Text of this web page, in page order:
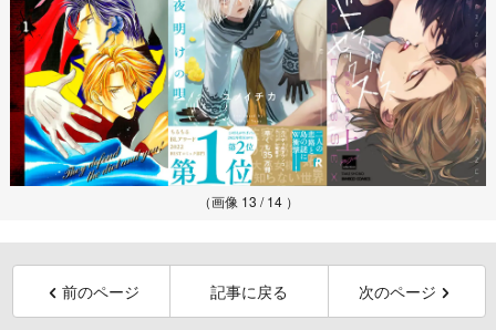
（画像 13 / 14 ）
前のページ 記事に戻る 次のページ